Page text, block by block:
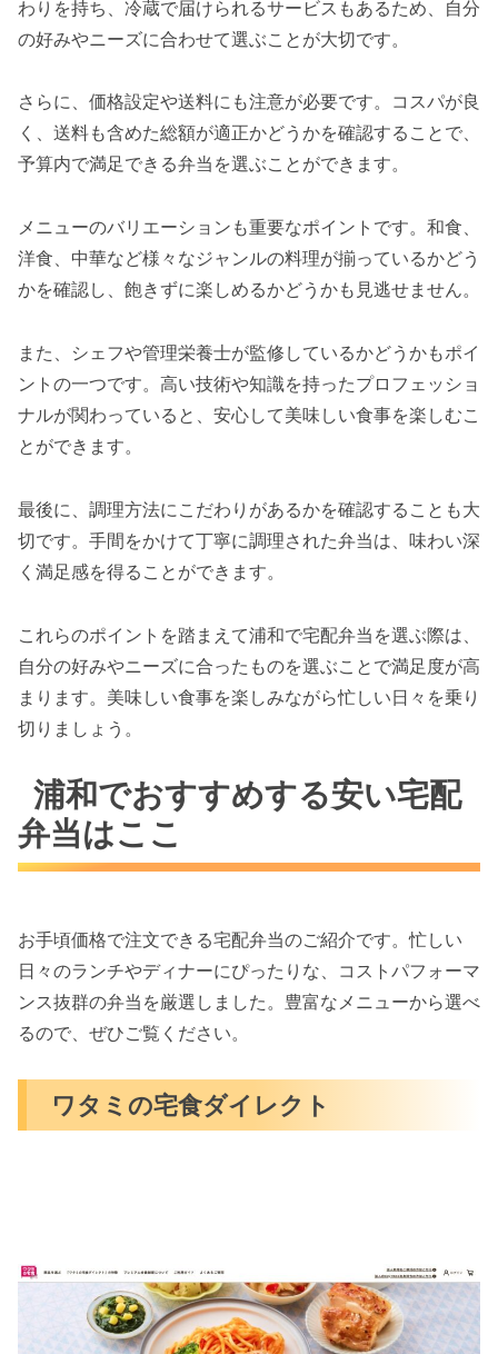
わりを持ち、冷蔵で届けられるサービスもあるため、自分
の好みやニーズに合わせて選ぶことが大切です。
さらに、価格設定や送料にも注意が必要です。コスパが良
く、送料も含めた総額が適正かどうかを確認することで、
予算内で満足できる弁当を選ぶことができます。
メニューのバリエーションも重要なポイントです。和食、
洋食、中華など様々なジャンルの料理が揃っているかどう
かを確認し、飽きずに楽しめるかどうかも見逃せません。
また、シェフや管理栄養士が監修しているかどうかもポイ
ントの一つです。高い技術や知識を持ったプロフェッショ
ナルが関わっていると、安心して美味しい食事を楽しむこ
とができます。
最後に、調理方法にこだわりがあるかを確認することも大
切です。手間をかけて丁寧に調理された弁当は、味わい深
く満足感を得ることができます。
これらのポイントを踏まえて浦和で宅配弁当を選ぶ際は、
自分の好みやニーズに合ったものを選ぶことで満足度が高
まります。美味しい食事を楽しみながら忙しい日々を乗り
切りましょう。
浦和でおすすめする安い宅配
弁当はここ
お手頃価格で注文できる宅配弁当のご紹介です。忙しい
日々のランチやディナーにぴったりな、コストパフォーマ
ンス抜群の弁当を厳選しました。豊富なメニューから選べ
るので、ぜひご覧ください。
ワタミの宅食ダイレクト